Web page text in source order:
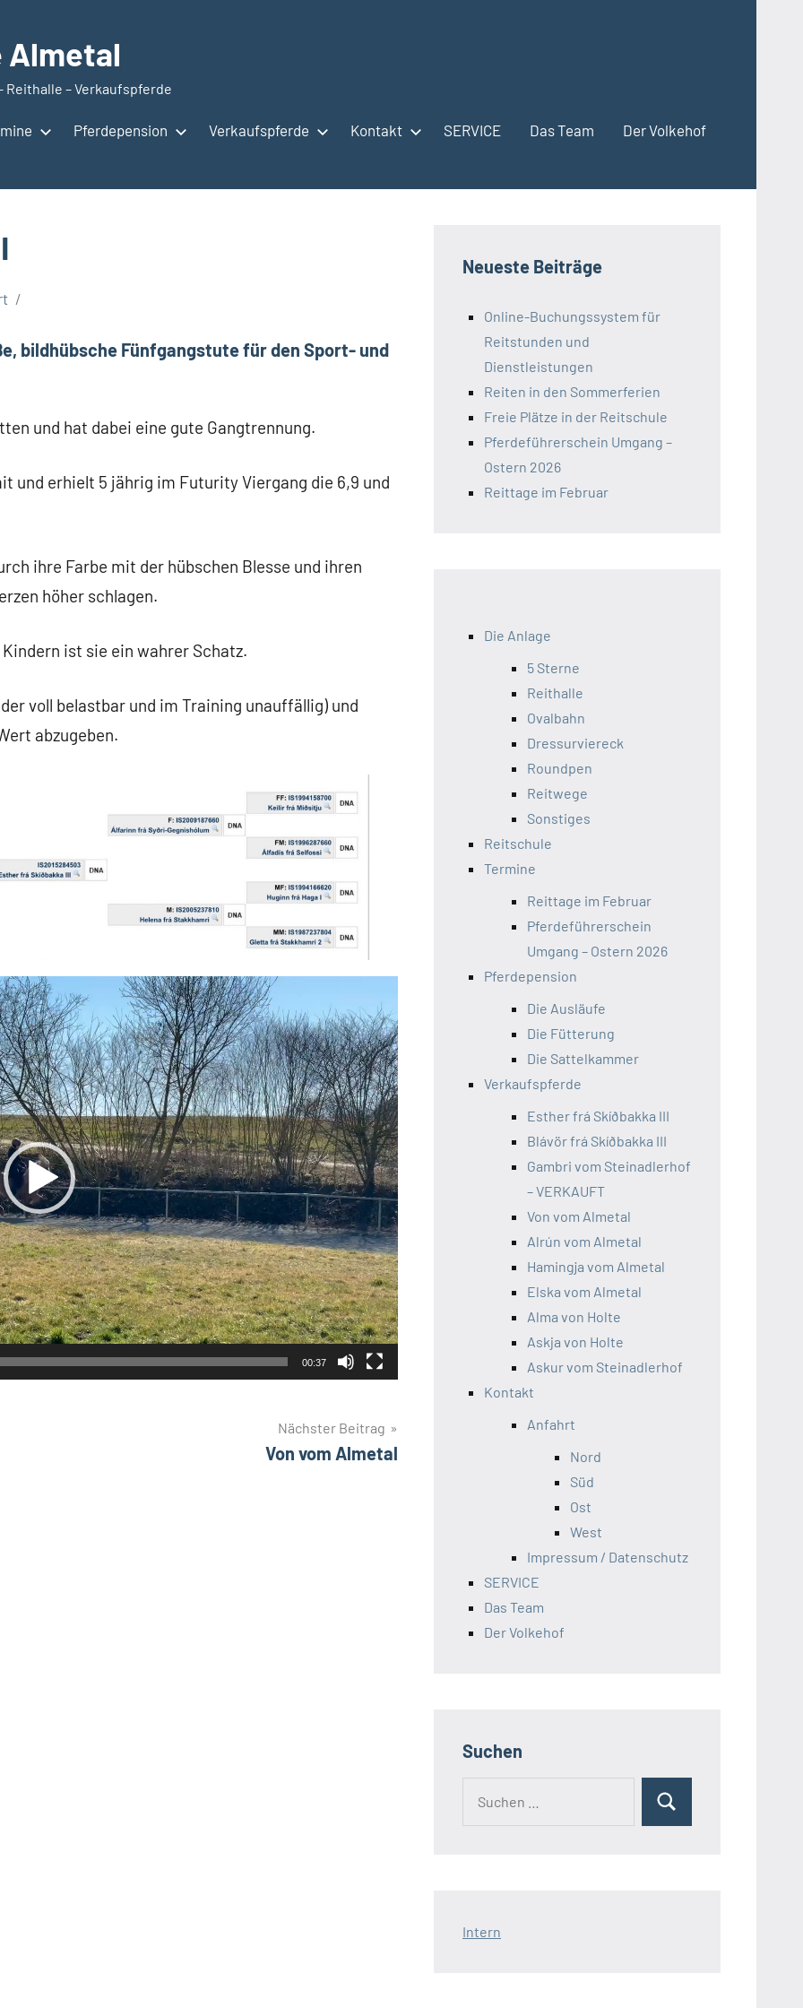
Almetal
Reithalle – Verkaufspferde
Pferdepension Verkaufspferde Kontakt SERVICE Das Team Der Volkehof
bildhübsche Fünfgangstute für den Sport- und
und hat dabei eine gute Gangtrennung.
und erhielt 5 jährig im Futurity Viergang die 6,9 und
ihre Farbe mit der hübschen Blesse und ihren
höher schlagen.
ist sie ein wahrer Schatz.
voll belastbar und im Training unauffällig) und
abzugeben.
00:37
Nächster Beitrag
Von vom Almetal
Neueste Beiträge
Online-Buchungssystem für
Reitstunden und
Dienstleistungen
Reiten in den Sommerferien
Freie Plätze in der Reitschule
Pferdeführerschein Umgang –
Ostern 2026
Reittage im Februar
Die Anlage
5 Sterne
Reithalle
Ovalbahn
Dressurviereck
Roundpen
Reitwege
Sonstiges
Reitschule
Termine
Reittage im Februar
Pferdeführerschein
Umgang – Ostern 2026
Pferdepension
Die Ausläufe
Die Fütterung
Die Sattelkammer
Verkaufspferde
Esther frá Skíðbakka III
Blávör frá Skíðbakka III
Gambri vom Steinadlerhof
– VERKAUFT
Von vom Almetal
Alrún vom Almetal
Hamingja vom Almetal
Elska vom Almetal
Alma von Holte
Askja von Holte
Askur vom Steinadlerhof
Kontakt
Anfahrt
Nord
Süd
Ost
West
Impressum / Datenschutz
SERVICE
Das Team
Der Volkehof
Suchen
Intern